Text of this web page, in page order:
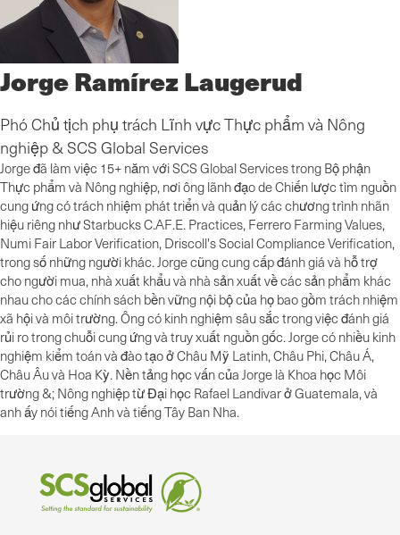
Jorge Ramírez Laugerud
Phó Chủ tịch phụ trách Lĩnh vực Thực phẩm và Nông
nghiệp & SCS Global Services
Jorge đã làm việc 15+ năm với SCS Global Services trong Bộ phận
Thực phẩm và Nông nghiệp, nơi ông lãnh đạo de Chiến lược tìm nguồn
cung ứng có trách nhiệm phát triển và quản lý các chương trình nhãn
hiệu riêng như Starbucks C.AF.E. Practices, Ferrero Farming Values,
Numi Fair Labor Verification, Driscoll's Social Compliance Verification,
trong số những người khác. Jorge cũng cung cấp đánh giá và hỗ trợ
cho người mua, nhà xuất khẩu và nhà sản xuất về các sản phẩm khác
nhau cho các chính sách bền vững nội bộ của họ bao gồm trách nhiệm
xã hội và môi trường. Ông có kinh nghiệm sâu sắc trong việc đánh giá
rủi ro trong chuỗi cung ứng và truy xuất nguồn gốc. Jorge có nhiều kinh
nghiệm kiểm toán và đào tạo ở Châu Mỹ Latinh, Châu Phi, Châu Á,
Châu Âu và Hoa Kỳ. Nền tảng học vấn của Jorge là Khoa học Môi
trường &; Nông nghiệp từ Đại học Rafael Landivar ở Guatemala, và
anh ấy nói tiếng Anh và tiếng Tây Ban Nha.